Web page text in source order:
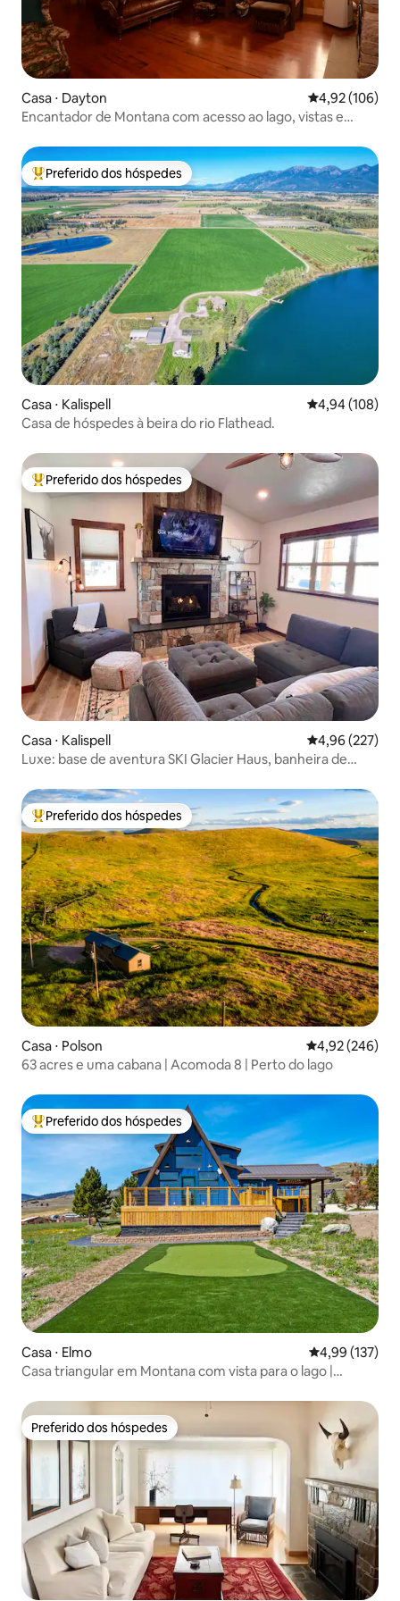
Casa ⋅ Dayton 4,92 de uma
4,92 (106)
Encantador de Montana com acesso ao lago, vistas e
Entre os melhores preferidos dos hóspedes
Preferido dos hóspedes
Casa ⋅ Kalispell 4,94 de uma
4,94 (108)
Casa de hóspedes à beira do rio Flathead.
Entre os melhores preferidos dos hóspedes
Preferido dos hóspedes
Casa ⋅ Kalispell 4,96 de uma
4,96 (227)
Luxe: base de aventura SKI Glacier Haus, banheira de
Entre os melhores preferidos dos hóspedes
Preferido dos hóspedes
Casa ⋅ Polson 4,92 de uma
4,92 (246)
63 acres e uma cabana | Acomoda 8 | Perto do lago
Entre os melhores preferidos dos hóspedes
Preferido dos hóspedes
Casa ⋅ Elmo 4,99 de uma
4,99 (137)
Casa triangular em Montana com vista para o lago |
Preferido dos hóspedes
Preferido dos hóspedes